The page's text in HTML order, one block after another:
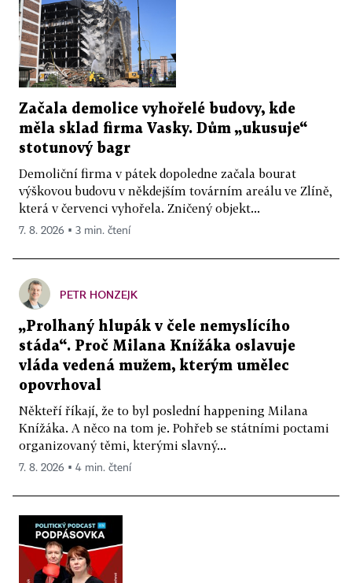
Začala demolice vyhořelé budovy, kde
měla sklad firma Vasky. Dům „ukusuje“
stotunový bagr
Demoliční firma v pátek dopoledne začala bourat
výškovou budovu v někdejším továrním areálu ve Zlíně,
která v červenci vyhořela. Zničený objekt...
7. 8. 2026 ▪ 3 min. čtení
PETR HONZEJK
„Prolhaný hlupák v čele nemyslícího
stáda“. Proč Milana Knížáka oslavuje
vláda vedená mužem, kterým umělec
opovrhoval
Někteří říkají, že to byl poslední happening Milana
Knížáka. A něco na tom je. Pohřeb se státními poctami
organizovaný těmi, kterými slavný...
7. 8. 2026 ▪ 4 min. čtení